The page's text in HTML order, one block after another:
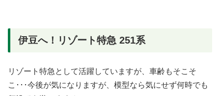
伊豆へ！リゾート特急 251系
リゾート特急として活躍していますが、車齢もそこそ
こ･･･今後が気になりますが、模型なら気にせず何時でも